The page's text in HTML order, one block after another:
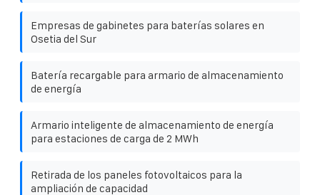
Empresas de gabinetes para baterías solares en
Osetia del Sur
Batería recargable para armario de almacenamiento
de energía
Armario inteligente de almacenamiento de energía
para estaciones de carga de 2 MWh
Retirada de los paneles fotovoltaicos para la
ampliación de capacidad